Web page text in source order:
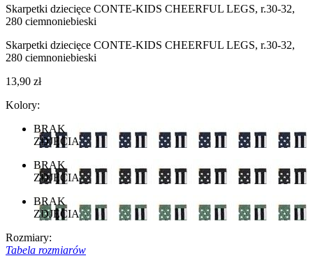
Skarpetki dziecięce CONTE-KIDS CHEERFUL LEGS, r.30-32,
280 ciemnoniebieski
Skarpetki dziecięce CONTE-KIDS CHEERFUL LEGS, r.30-32,
280 ciemnoniebieski
13,90 zł
Kolory:
BRAK
ZDJĘCIA
BRAK
ZDJĘCIA
BRAK
ZDJĘCIA
Rozmiary:
Tabela rozmiarów